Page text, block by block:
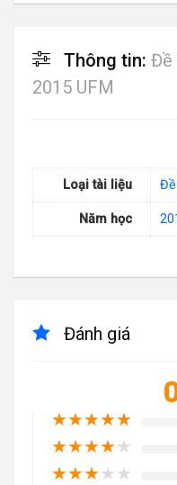
Thông tin: Đề
2015 UFM
Loại tài liệu
Năm học
Đánh giá
★★★★★
★★★★★
★★★★★